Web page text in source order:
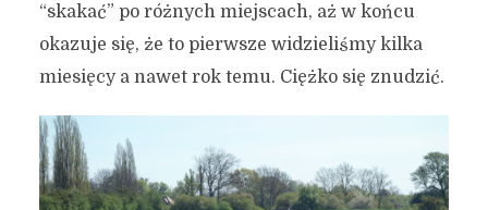
Właśnie za to kocham
“skakać” po różnych miejscach, aż w końcu
okazuje się, że to pierwsze widzieliśmy kilka
miesięcy a nawet rok temu. Ciężko się znudzić.